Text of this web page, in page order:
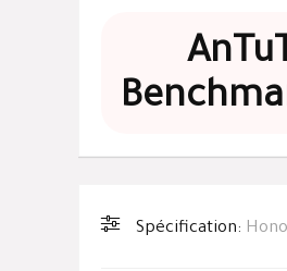
Spécification: